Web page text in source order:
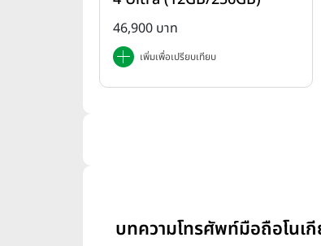
46,900 บาท
เพิ่มเพื่อเปรียบเทียบ
บทความโทรศัพท์มือถือโนเ